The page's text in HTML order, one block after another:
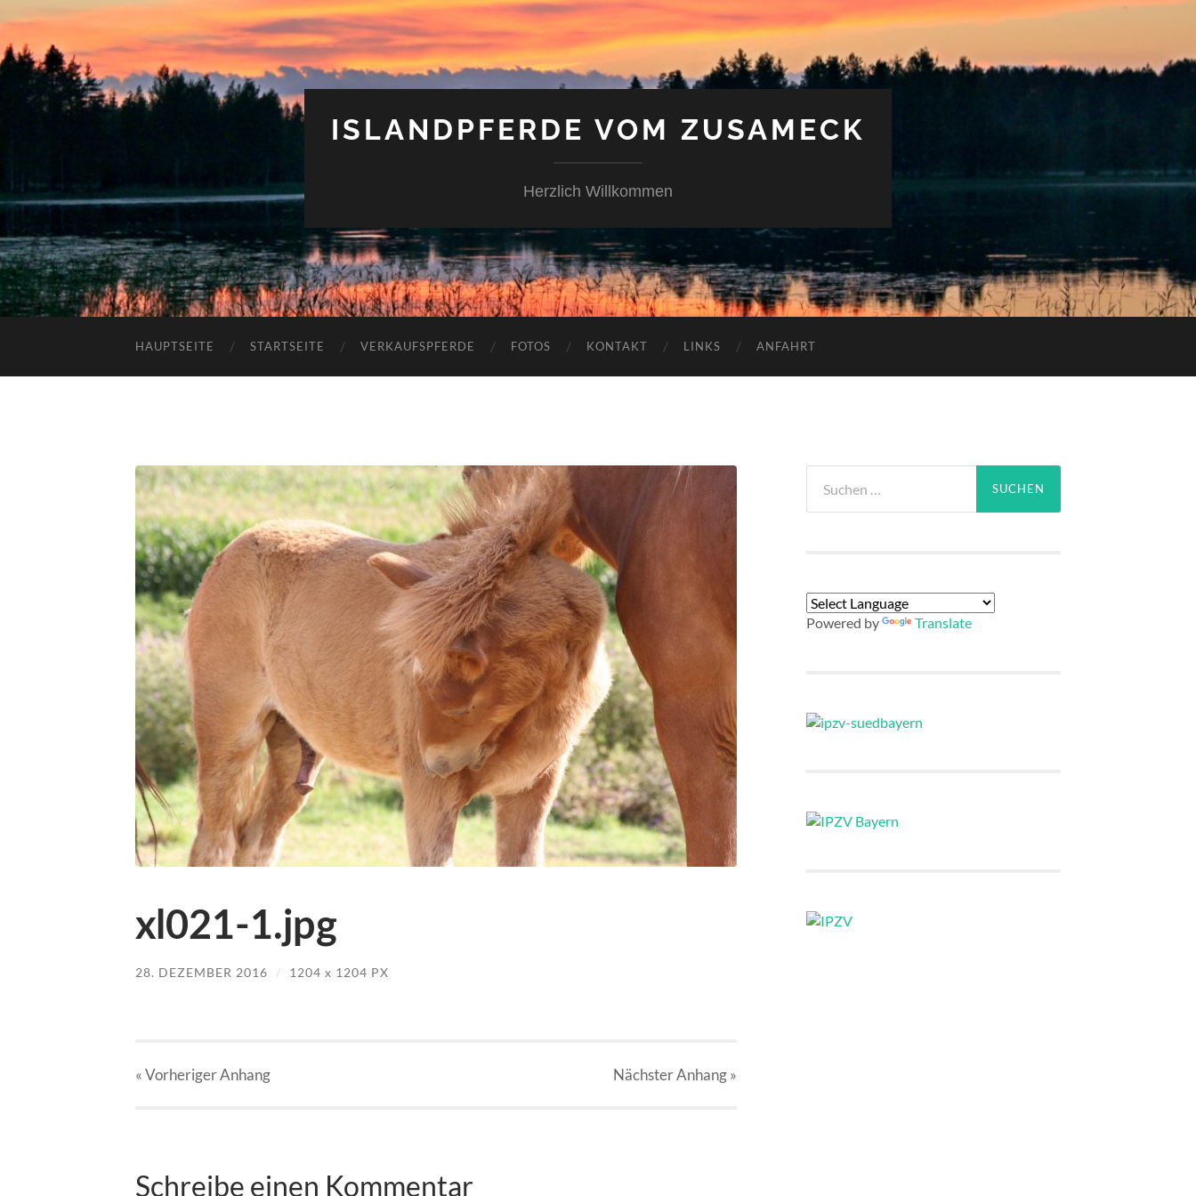
ISLANDPFERDE VOM ZUSAMECK
Herzlich Willkommen
HAUPTSEITE STARTSEITE VERKAUFSPFERDE FOTOS KONTAKT LINKS ANFAHRT
xl021-1.jpg
28. DEZEMBER 2016 / 1204 x 1204 PX
« VorherigerAnhang NächsterAnhang»
Schreibe einen Kommentar
nach:
Powered by Translate